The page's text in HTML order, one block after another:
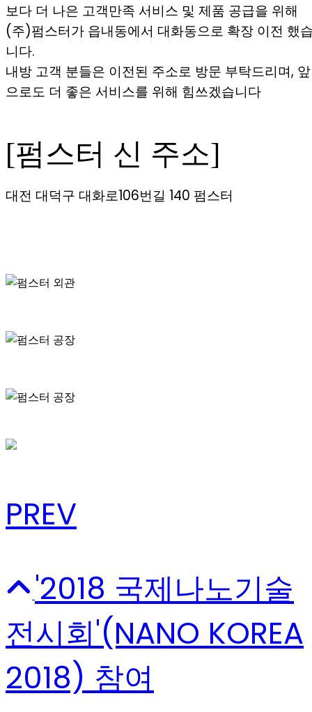
보다 더 나은 고객만족 서비스 및 제품 공급을 위해
(주)펌스터가 읍내동에서 대화동으로 확장 이전 했
니다.
내방 고객 분들은 이전된 주소로 방문 부탁드리며, 앞
으로도 더 좋은 서비스를 위해 힘쓰겠습니다
[펌스터 신 주소]
대전 대덕구 대화로106번길 140 펌스터
PREV
'2018 국제나노기술
전시회'(NANO KOREA
2018) 참여